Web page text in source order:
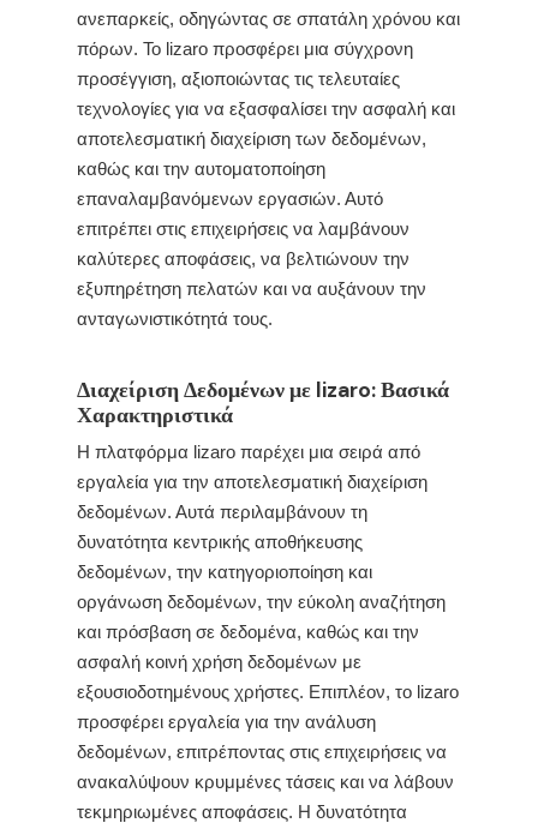
ανεπαρκείς, οδηγώντας σε σπατάλη χρόνου και
πόρων. Το lizaro προσφέρει μια σύγχρονη
προσέγγιση, αξιοποιώντας τις τελευταίες
τεχνολογίες για να εξασφαλίσει την ασφαλή και
αποτελεσματική διαχείριση των δεδομένων,
καθώς και την αυτοματοποίηση
επαναλαμβανόμενων εργασιών. Αυτό
επιτρέπει στις επιχειρήσεις να λαμβάνουν
καλύτερες αποφάσεις, να βελτιώνουν την
εξυπηρέτηση πελατών και να αυξάνουν την
ανταγωνιστικότητά τους.
Διαχείριση Δεδομένων με lizaro: Βασικά
Χαρακτηριστικά
Η πλατφόρμα lizaro παρέχει μια σειρά από
εργαλεία για την αποτελεσματική διαχείριση
δεδομένων. Αυτά περιλαμβάνουν τη
δυνατότητα κεντρικής αποθήκευσης
δεδομένων, την κατηγοριοποίηση και
οργάνωση δεδομένων, την εύκολη αναζήτηση
και πρόσβαση σε δεδομένα, καθώς και την
ασφαλή κοινή χρήση δεδομένων με
εξουσιοδοτημένους χρήστες. Επιπλέον, το lizaro
προσφέρει εργαλεία για την ανάλυση
δεδομένων, επιτρέποντας στις επιχειρήσεις να
ανακαλύψουν κρυμμένες τάσεις και να λάβουν
τεκμηριωμένες αποφάσεις. Η δυνατότητα